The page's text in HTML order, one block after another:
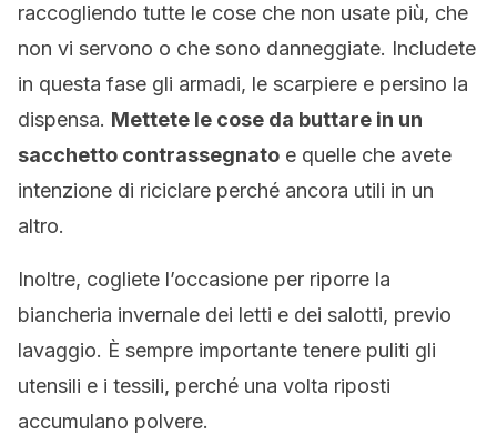
raccogliendo tutte le cose che non usate più, che
non vi servono o che sono danneggiate. Includete
in questa fase gli armadi, le scarpiere e persino la
dispensa. Mettete le cose da buttare in un
sacchetto contrassegnato e quelle che avete
intenzione di riciclare perché ancora utili in un
altro.
Inoltre, cogliete l’occasione per riporre la
biancheria invernale dei letti e dei salotti, previo
lavaggio. È sempre importante tenere puliti gli
utensili e i tessili, perché una volta riposti
accumulano polvere.